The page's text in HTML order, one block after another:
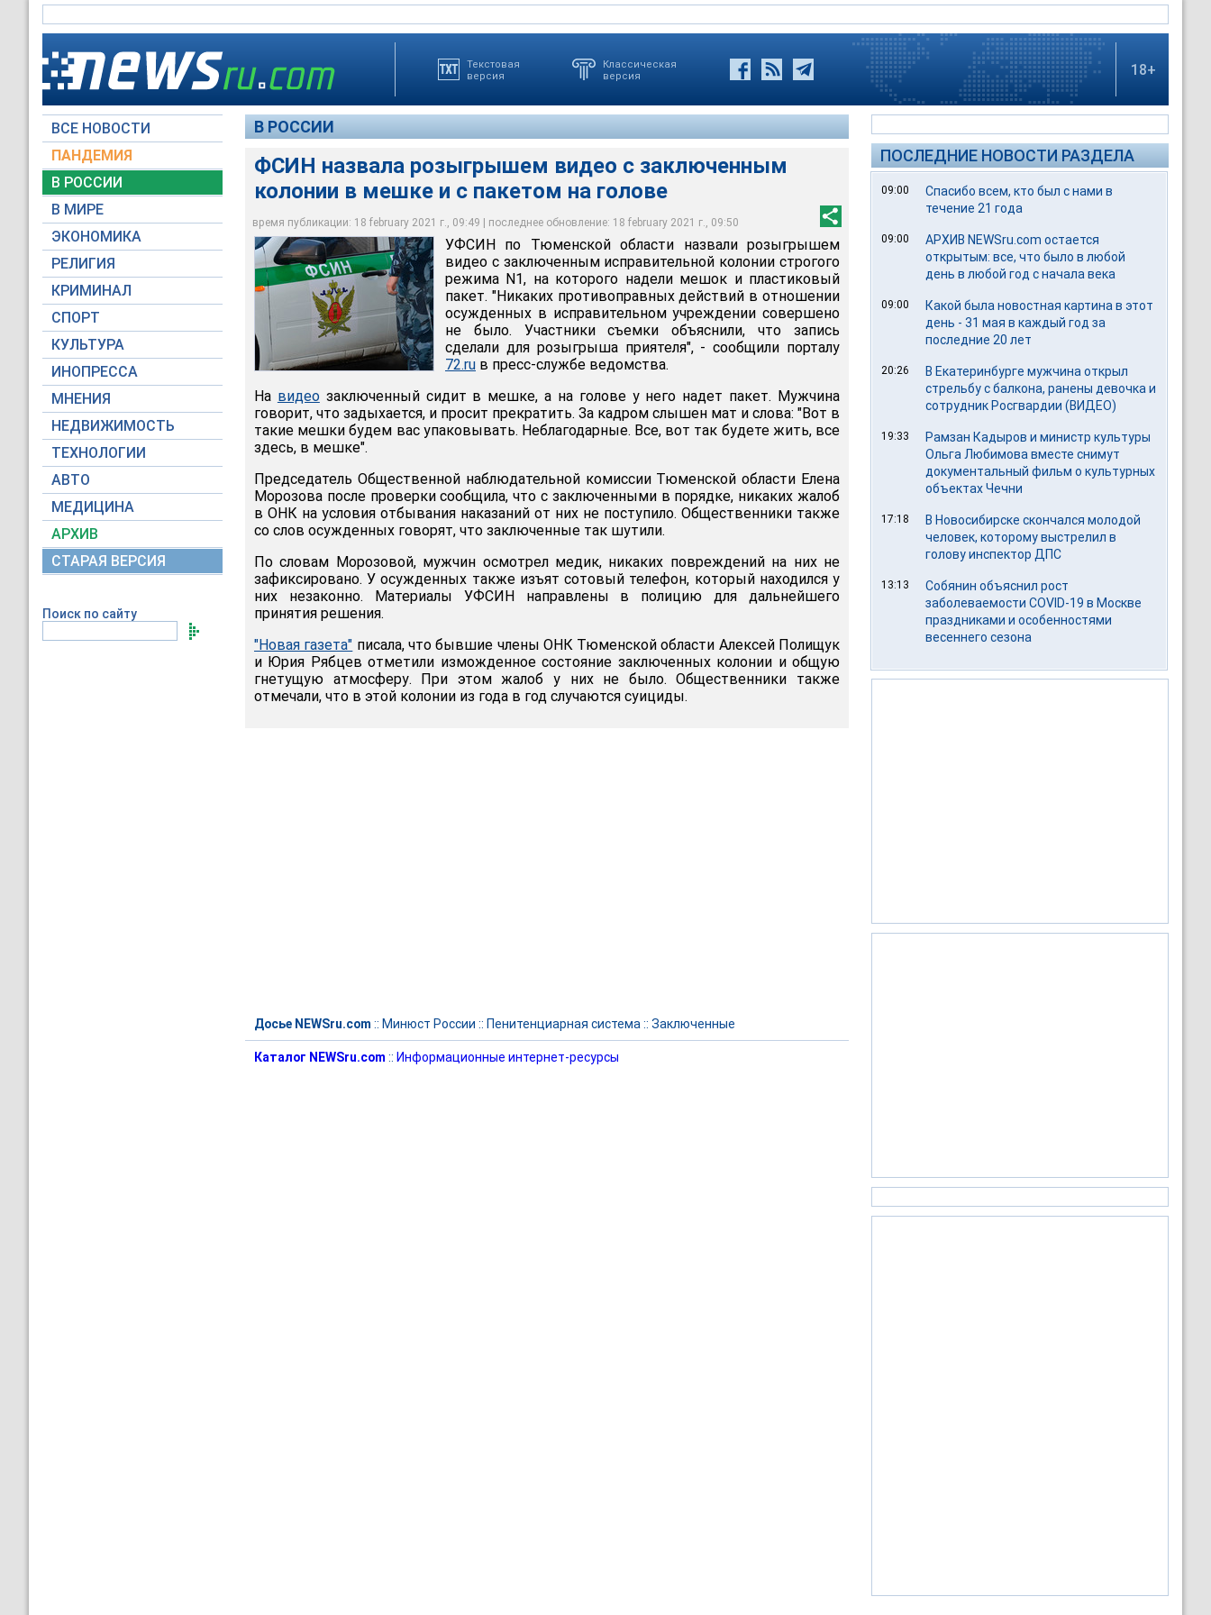
Текстовая
версия
Классическая
версия
18+
ВСЕ НОВОСТИ
ПАНДЕМИЯ
В РОССИИ
В МИРЕ
ЭКОНОМИКА
РЕЛИГИЯ
КРИМИНАЛ
СПОРТ
КУЛЬТУРА
ИНОПРЕССА
МНЕНИЯ
НЕДВИЖИМОСТЬ
ТЕХНОЛОГИИ
АВТО
МЕДИЦИНА
АРХИВ
СТАРАЯ ВЕРСИЯ
Поиск по сайту
В РОССИИ
ФСИН назвала розыгрышем видео с заключенным
колонии в мешке и с пакетом на голове
время публикации: 18 february 2021 г., 09:49 | последнее обновление: 18 february 2021 г., 09:50
голове
Moscow-Live / Зотова АнаствсияУФСИН по Тюменской области назвали розыгрышем
видео с заключенным исправительной колонии строгого
режима N1, на которого надели мешок и пластиковый
пакет. "Никаких противоправных действий в отношении
осужденных в исправительном учреждении совершено
не было. Участники съемки объяснили, что запись
сделали для розыгрыша приятеля", - сообщили порталу
72.ru в пресс-службе ведомства.
На видеозаключенный сидит в мешке, а на голове у него надет пакет. Мужчина
говорит, что задыхается, и просит прекратить. За кадром слышен мат и слова: "Вот в
такие мешки будем вас упаковывать. Неблагодарные. Все, вот так будете жить, все
здесь, в мешке".
Председатель Общественной наблюдательной комиссии Тюменской области Елена
Морозова после проверки сообщила, что с заключенными в порядке, никаких жалоб
в ОНК на условия отбывания наказаний от них не поступило. Общественники также
со слов осужденных говорят, что заключенные так шутили.
По словам Морозовой, мужчин осмотрел медик, никаких повреждений на них не
зафиксировано. У осужденных также изъят сотовый телефон, который находился у
них незаконно. Материалы УФСИН направлены в полицию для дальнейшего
принятия решения.
"Новая газета" писала, что бывшие члены ОНК Тюменской области Алексей Полищук
и Юрия Рябцев отметили изможденное состояние заключенных колонии и общую
гнетущую атмосферу. При этом жалоб у них не было. Общественники также
отмечали, что в этой колонии из года в год случаются суициды.
Досье NEWSru.com :: Минюст России :: Пенитенциарная система :: Заключенные
Каталог NEWSru.com :: Информационные интернет-ресурсы
ПОСЛЕДНИЕ НОВОСТИ РАЗДЕЛА
09:00
Спасибо всем, кто был с нами в
течение 21 года
09:00
АРХИВ NEWSru.com остается
открытым: все, что было в любой
день в любой год с начала века
09:00
Какой была новостная картина в этот
день - 31 мая в каждый год за
последние 20 лет
20:26
В Екатеринбурге мужчина открыл
стрельбу с балкона, ранены девочка и
сотрудник Росгвардии (ВИДЕО)
19:33
Рамзан Кадыров и министр культуры
Ольга Любимова вместе снимут
документальный фильм о культурных
объектах Чечни
17:18
В Новосибирске скончался молодой
человек, которому выстрелил в
голову инспектор ДПС
13:13
Собянин объяснил рост
заболеваемости COVID-19 в Москве
праздниками и особенностями
весеннего сезона